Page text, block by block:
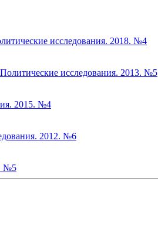
исследования. 2018. №4
исследования. 2013. №5
2015. №4
2012. №6
№5